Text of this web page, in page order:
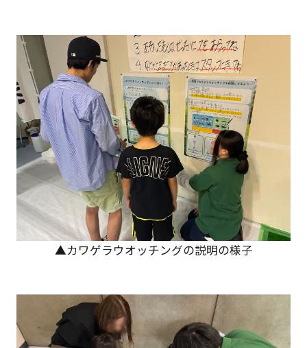
▲カワゲラウオッチングの説明の様子